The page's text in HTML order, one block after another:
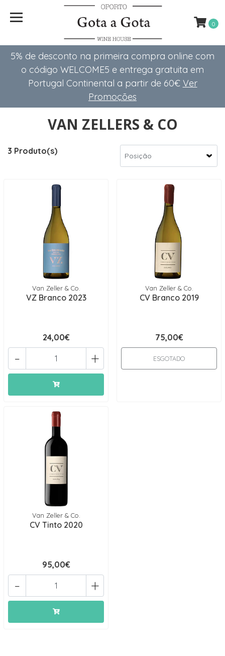
5% de desconto na primeira compra online com
o código WELCOME5 e entrega gratuita em
Portugal Continental a partir de 60€ Ver
Promoções
0
VAN ZELLERS & CO
3 Produto(s)
Van Zeller & Co.
VZ Branco 2023
24,00€
+
-
Van Zeller & Co.
CV Branco 2019
75,00€
ESGOTADO
Van Zeller & Co.
CV Tinto 2020
95,00€
+
-